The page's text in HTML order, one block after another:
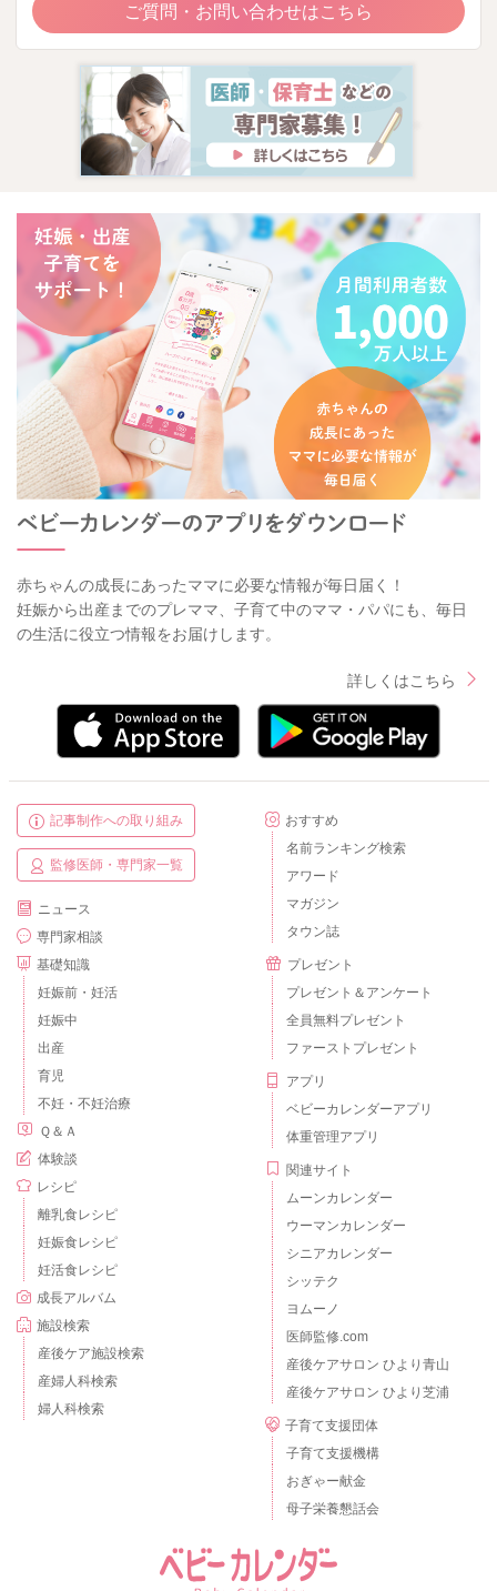
ご質問・お問い合わせはこちら
赤ちゃんの成長にあったママに必要な情報が毎日届く！
妊娠から出産までのプレママ、子育て中のママ・パパにも、毎日
の生活に役立つ情報をお届けします。
詳しくはこちら
記事制作への取り組み
監修医師・専門家一覧
ニュース
専門家相談
基礎知識
妊娠前・妊活
妊娠中
出産
育児
不妊・不妊治療
Ｑ＆Ａ
体験談
レシピ
離乳食レシピ
妊娠食レシピ
妊活食レシピ
成長アルバム
施設検索
産後ケア施設検索
産婦人科検索
婦人科検索
おすすめ
名前ランキング検索
アワード
マガジン
タウン誌
プレゼント
プレゼント＆アンケート
全員無料プレゼント
ファーストプレゼント
アプリ
ベビーカレンダーアプリ
体重管理アプリ
関連サイト
ムーンカレンダー
ウーマンカレンダー
シニアカレンダー
シッテク
ヨムーノ
医師監修.com
産後ケアサロン ひより青山
産後ケアサロン ひより芝浦
子育て支援団体
子育て支援機構
おぎゃー献金
母子栄養懇話会